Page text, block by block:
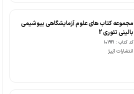
مجموعه کتاب های علوم آزمایشگاهی بیوشیمی
بالینی تئوری 2
کد کتاب : 101921
انتشارات آییژ